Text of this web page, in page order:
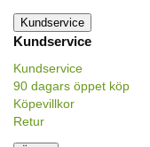
Kundservice
Kundservice
Kundservice
90 dagars öppet köp
Köpevillkor
Retur